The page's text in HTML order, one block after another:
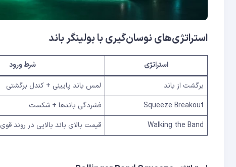
استراتژی‌های نوسان‌گیری با بولینگر باند
استراتژی شرط ورود
برگشت از باند
لمس باند پایینی + کندل برگشتی
Squeeze Breakout
فشردگی باندها + شکست
Walking the Band
قیمت بالای باند بالایی در روند قوی